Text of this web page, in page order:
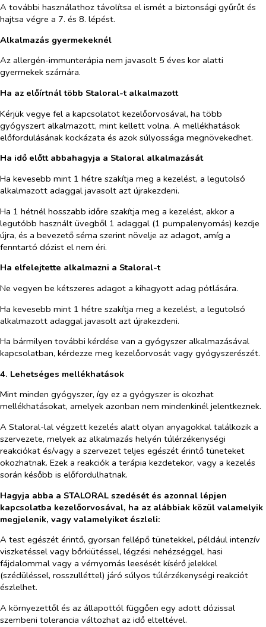
A további használathoz távolítsa el ismét a biztonsági gyűrűt és
hajtsa végre a 7. és 8. lépést.
Alkalmazás gyermekeknél
Az allergén-immunterápia nem javasolt 5 éves kor alatti
gyermekek számára.
Ha az előírtnál több Staloral-t alkalmazott
Kérjük vegye fel a kapcsolatot kezelőorvosával, ha több
gyógyszert alkalmazott, mint kellett volna. A mellékhatások
előfordulásának kockázata és azok súlyossága megnövekedhet.
Ha idő előtt abbahagyja a Staloral alkalmazását
Ha kevesebb mint 1 hétre szakítja meg a kezelést, a legutolsó
alkalmazott adaggal javasolt azt újrakezdeni.
Ha 1 hétnél hosszabb időre szakítja meg a kezelést, akkor a
legutóbb használt üvegből 1 adaggal (1 pumpalenyomás) kezdje
újra, és a bevezető séma szerint növelje az adagot, amíg a
fenntartó dózist el nem éri.
Ha elfelejtette alkalmazni a Staloral-t
Ne vegyen be kétszeres adagot a kihagyott adag pótlására.
Ha kevesebb mint 1 hétre szakítja meg a kezelést, a legutolsó
alkalmazott adaggal javasolt azt újrakezdeni.
Ha bármilyen további kérdése van a gyógyszer alkalmazásával
kapcsolatban, kérdezze meg kezelőorvosát vagy gyógyszerészét.
4. Lehetséges mellékhatások
Mint minden gyógyszer, így ez a gyógyszer is okozhat
mellékhatásokat, amelyek azonban nem mindenkinél jelentkeznek.
A Staloral-lal végzett kezelés alatt olyan anyagokkal találkozik a
szervezete, melyek az alkalmazás helyén túlérzékenységi
reakciókat és/vagy a szervezet teljes egészét érintő tüneteket
okozhatnak. Ezek a reakciók a terápia kezdetekor, vagy a kezelés
során később is előfordulhatnak.
Hagyja abba a STALORAL szedését és azonnal lépjen
kapcsolatba kezelőorvosával, ha az alábbiak közül valamelyik
megjelenik, vagy valamelyiket észleli:
A test egészét érintő, gyorsan fellépő tünetekkel, például intenzív
viszketéssel vagy bőrkiütéssel, légzési nehézséggel, hasi
fájdalommal vagy a vérnyomás leesését kísérő jelekkel
(szédüléssel, rosszulléttel) járó súlyos túlérzékenységi reakciót
észlelhet.
A környezettől és az állapottól függően egy adott dózissal
szembeni tolerancia változhat az idő elteltével.